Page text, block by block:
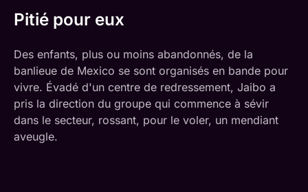
Pitié pour eux
Des enfants, plus ou moins abandonnés, de la
banlieue de Mexico se sont organisés en bande pour
vivre. Évadé d'un centre de redressement, Jaibo a
pris la direction du groupe qui commence à sévir
dans le secteur, rossant, pour le voler, un mendiant
aveugle.